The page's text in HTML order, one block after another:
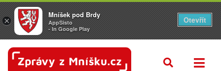
×
Mníšek pod Brdy
AppSisto
- In Google Play
Otevřít